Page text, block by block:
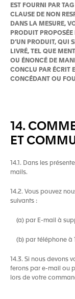
EST FOURNI PAR
CLAUSE DE NON
DANS LA MESURE,
PRODUIT
D’UN PRODUIT, QUI
LIVRÉ, TEL QUE
OU ÉNONCÉ DE
CONCLU PAR ÉCRIT
CONCÉDANT OU
14.
ET
14.1. Dans les
mails.
14.2. Vous pouvez
suivants :
(a) par E-mail à
(b) par téléphone à
14.3. Si nous devons
ferons par e-mail ou
lors de votre